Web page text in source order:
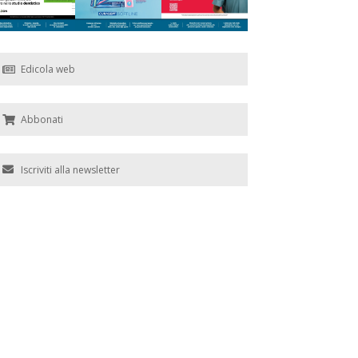
Edicola web
Abbonati
Iscriviti alla newsletter